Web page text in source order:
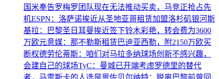
国米奉告罗梅罗团队现在无法推动买卖，马竞正抢占先
机ESPN：洛萨诺挨近从圣地亚哥租赁加盟洛杉矶银河斯
基拉：巴黎圣日耳曼挨近签下铃木彩艳，转会费为3600
万欧元意媒：那不勒斯租赁巴迪亚西勒，附2150万欧买
断权德劳伦蒂斯：咱们对马拉多纳球场创新不感兴趣，
会建自己的球场TyC：曼城已开端考虑罗德里的替代
者，马雷斯卡的人选是恩佐贝尔纳特：脱离巴黎前曾回